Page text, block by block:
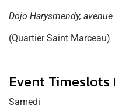
Dojo Harysmendy,
(Quartier Saint Marceau)
Event Timeslots
Samedi